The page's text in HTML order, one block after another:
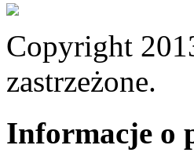
Copyright
zastrzeżone.
Informacje o